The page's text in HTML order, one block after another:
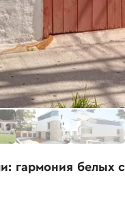
гармония белых